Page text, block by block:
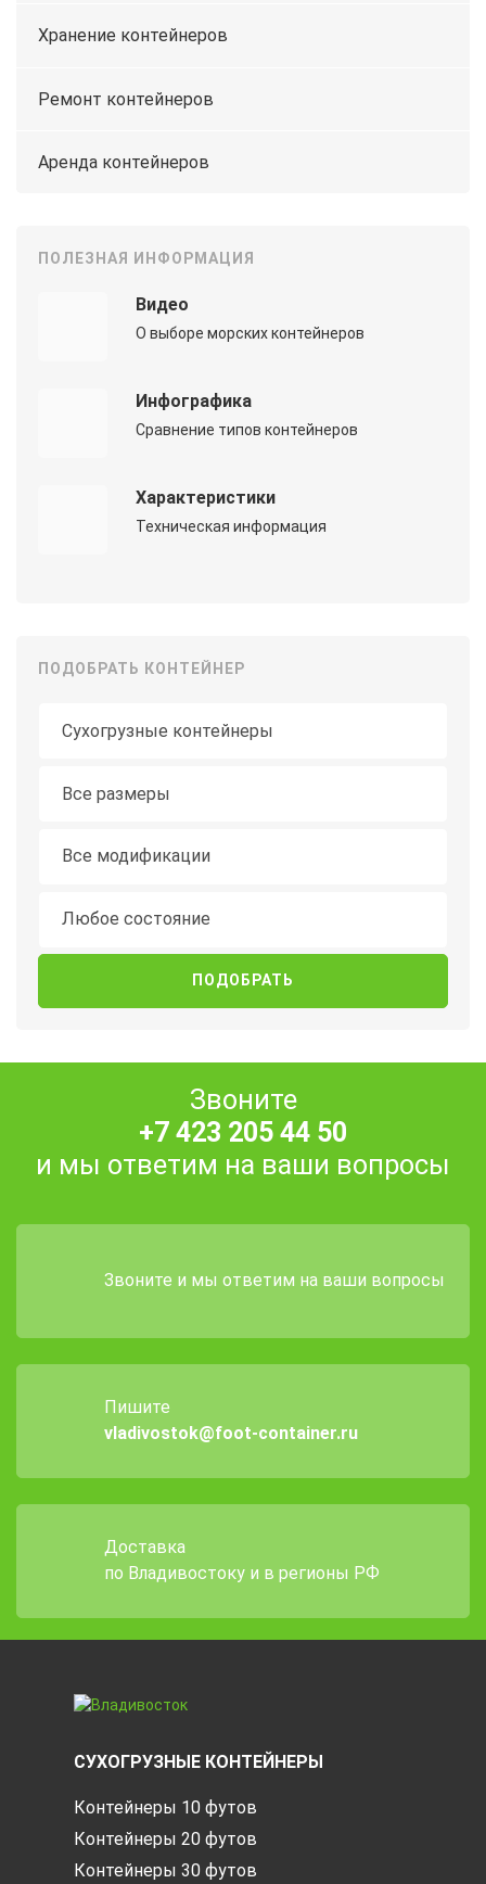
Хранение контейнеров
Ремонт контейнеров
Аренда контейнеров
ПОЛЕЗНАЯ ИНФОРМАЦИЯ
Видео
О выборе морских контейнеров
Инфографика
Сравнение типов контейнеров
Характеристики
Техническая информация
ПОДОБРАТЬ КОНТЕЙНЕР
Все размеры
Все модификации
Любое состояние
Звоните
+7 423 205 44 50
и мы ответим на ваши вопросы
Звоните и мы ответим на ваши вопросы
Пишите
vladivostok@foot-container.ru
Доставка
по Владивостоку и в регионы РФ
СУХОГРУЗНЫЕ КОНТЕЙНЕРЫ
Контейнеры 10 футов
Контейнеры 20 футов
Контейнеры 30 футов